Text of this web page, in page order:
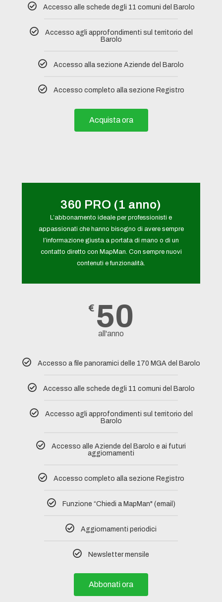
Accesso alle schede degli 11 comuni del Barolo​
Accesso agli approfondimenti sul territorio del
Barolo
Accesso alla sezione Aziende del Barolo
Accesso completo alla sezione Registro
Acquista ora
360 PRO (1 anno)
L’abbonamento ideale per professionisti e
appassionati che hanno bisogno di avere sempre
l’informazione giusta a portata di mano o di un
contatto diretto con MapMan. Con sempre nuovi
contenuti e funzionalità.
€ 50
all'anno
Accesso a file panoramici delle 170 MGA del Barolo
Accesso alle schede degli 11 comuni del Barolo​
Accesso agli approfondimenti sul territorio del
Barolo
Accesso alle Aziende del Barolo e ai futuri
aggiornamenti
Accesso completo alla sezione Registro​
Funzione “Chiedi a MapMan" (email)
Aggiornamenti periodici
Newsletter mensile
Abbonati ora